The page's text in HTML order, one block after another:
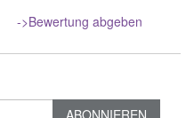
->Bewertung abgeben
ABONNIEREN